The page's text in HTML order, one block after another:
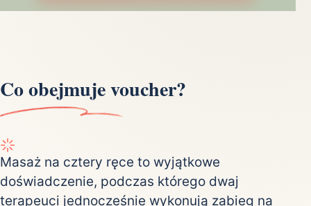
Co obejmuje voucher?
Masaż na cztery ręce to wyjątkowe
doświadczenie, podczas którego dwaj
terapeuci jednocześnie wykonują zabieg na